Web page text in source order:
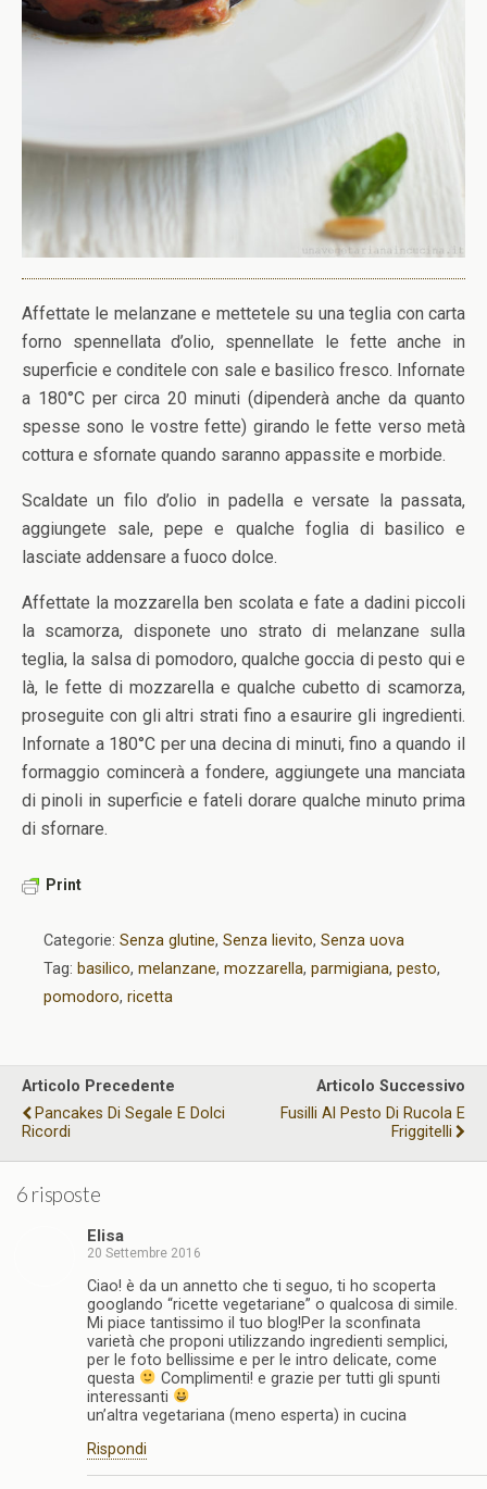
Affettate le melanzane e mettetele su una teglia con carta
forno spennellata d’olio, spennellate le fette anche in
superficie e conditele con sale e basilico fresco. Infornate
a 180°C per circa 20 minuti (dipenderà anche da quanto
spesse sono le vostre fette) girando le fette verso metà
cottura e sfornate quando saranno appassite e morbide.
Scaldate un filo d’olio in padella e versate la passata,
aggiungete sale, pepe e qualche foglia di basilico e
lasciate addensare a fuoco dolce.
Affettate la mozzarella ben scolata e fate a dadini piccoli
la scamorza, disponete uno strato di melanzane sulla
teglia, la salsa di pomodoro, qualche goccia di pesto qui e
là, le fette di mozzarella e qualche cubetto di scamorza,
proseguite con gli altri strati fino a esaurire gli ingredienti.
Infornate a 180°C per una decina di minuti, fino a quando il
formaggio comincerà a fondere, aggiungete una manciata
di pinoli in superficie e fateli dorare qualche minuto prima
di sfornare.
Print
Categorie: Senza glutine, Senza lievito, Senza uova
Tag: basilico, melanzane, mozzarella, parmigiana, pesto,
pomodoro, ricetta
Articolo Precedente
Pancakes Di Segale E Dolci
Ricordi
Articolo Successivo
Fusilli Al Pesto Di Rucola E
Friggitelli
6 risposte
Elisa
20 Settembre 2016
Ciao! è da un annetto che ti seguo, ti ho scoperta
googlando “ricette vegetariane” o qualcosa di simile.
Mi piace tantissimo il tuo blog!Per la sconfinata
varietà che proponi utilizzando ingredienti semplici,
per le foto bellissime e per le intro delicate, come
questa
Complimenti! e grazie per tutti gli spunti
interessanti
un’altra vegetariana (meno esperta) in cucina
Rispondi